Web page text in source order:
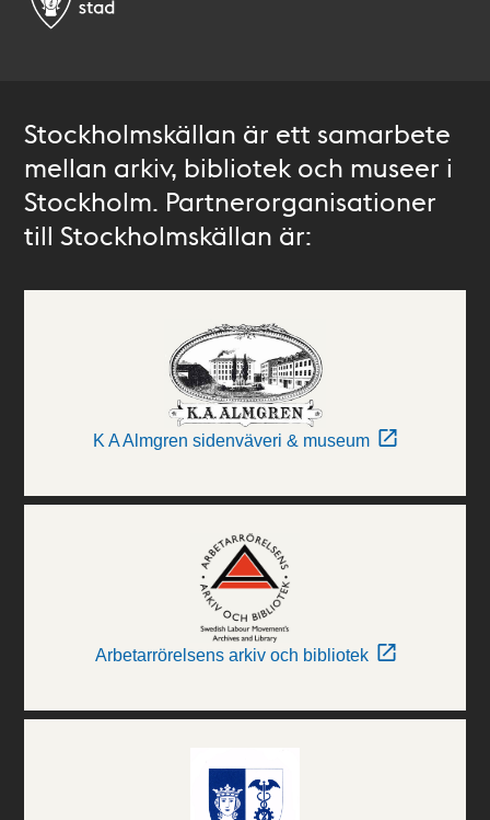
Stockholmskällan är ett samarbete
mellan arkiv, bibliotek och museer i
Stockholm. Partnerorganisationer
till Stockholmskällan är:
K A Almgren sidenväveri & museum
Arbetarrörelsens arkiv och bibliotek